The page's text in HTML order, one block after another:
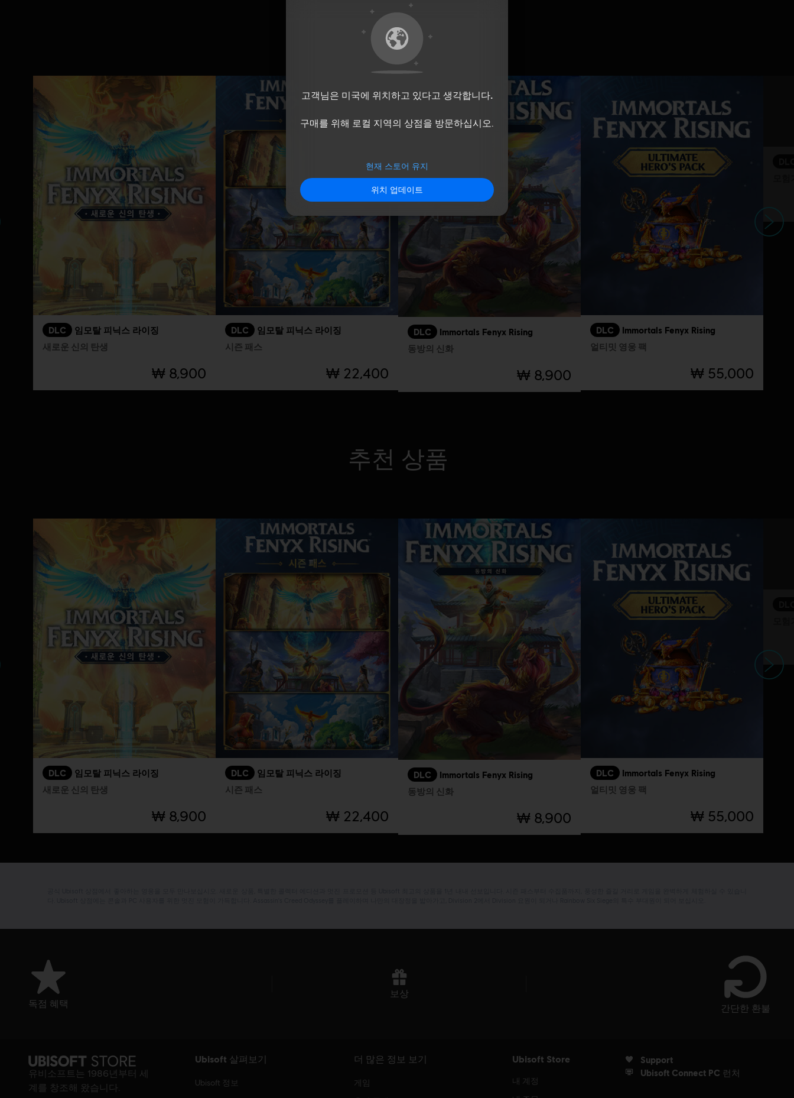
추가 콘텐츠
DLC 임모탈 피닉스 라이징
새로운 신의 탄생
₩ 8,900
DLC 임모탈 피닉스 라이징
시즌 패스
₩ 22,400
DLC Immortals Fenyx Rising
동방의 신화
₩ 8,900
DLC Immortals Fenyx Rising
얼티밋 영웅 팩
₩ 55,000
다음
추천 상품
DLC 임모탈 피닉스 라이징
새로운 신의 탄생
₩ 8,900
DLC 임모탈 피닉스 라이징
시즌 패스
₩ 22,400
DLC Immortals Fenyx Rising
동방의 신화
₩ 8,900
DLC Immortals Fenyx Rising
얼티밋 영웅 팩
₩ 55,000
다음
독점 혜택
보상
간단한 환불
유비소프트는 1986년부터 세
계를 창조해 왔습니다.
Ubisoft 살펴보기
Ubisoft 정보
더 많은 정보 보기
게임
Ubisoft Store
내 계정
Support
Ubisoft Connect PC 런처
고객님은 미국에 위치하고 있다고 생각합니다.
구매를 위해 로컬 지역의 상점을 방문하십시오.
현재 스토어 유지
위치 업데이트